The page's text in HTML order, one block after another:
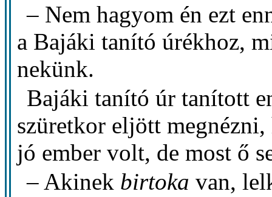
– Nem hagyom én ezt
a Bajáki tanító úrékhoz,
nekünk.
Bajáki tanító úr tanított
szüretkor eljött
jó ember volt, de most ő
– Akinek birtoka van,